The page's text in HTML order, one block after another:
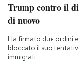
Trump contro il
di nuovo
Ha firmato due ordini
bloccato il suo
immigrati